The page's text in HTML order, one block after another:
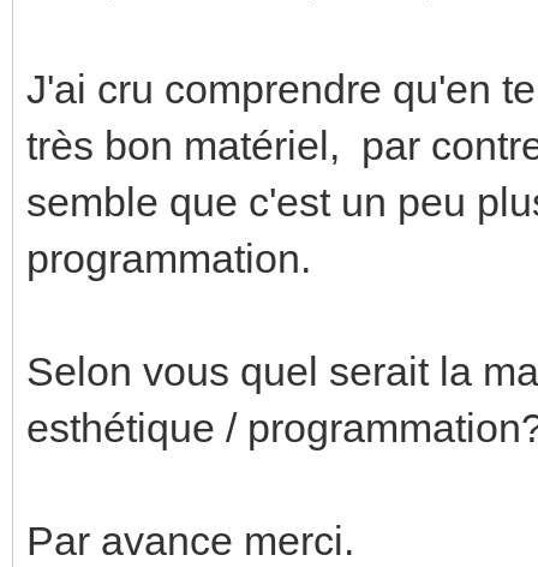
J'ai cru comprendre qu'en
très bon matériel, par
semble que c'est un peu
programmation.
Selon vous quel serait la
esthétique /
Par avance merci.